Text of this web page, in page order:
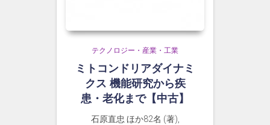
テクノロジー・産業・工業
ミトコンドリアダイナミ
クス 機能研究から疾
患・老化まで【中古】
石原直忠 ほか82名 (著),